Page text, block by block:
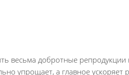
весьма добротные
упрощает, а главное ускоряет